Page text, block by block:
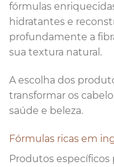
fórmulas
hidratantes e
profundamente a
sua textura natural.
A escolha dos
transformar os
saúde e beleza.
Fórmulas ricas em
Produtos específicos